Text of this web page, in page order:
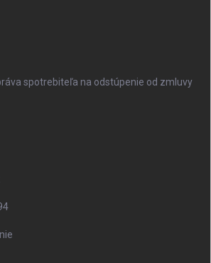
spotrebiteľa na odstúpenie od zmluvy